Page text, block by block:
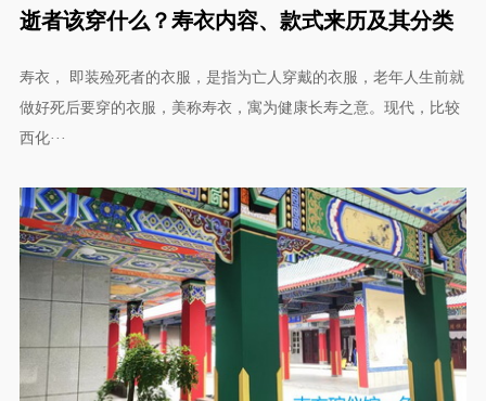
逝者该穿什么？寿衣内容、款式来历及其分类
寿衣， 即装殓死者的衣服，是指为亡人穿戴的衣服，老年人生前就
做好死后要穿的衣服，美称寿衣，寓为健康长寿之意。现代，比较
西化···